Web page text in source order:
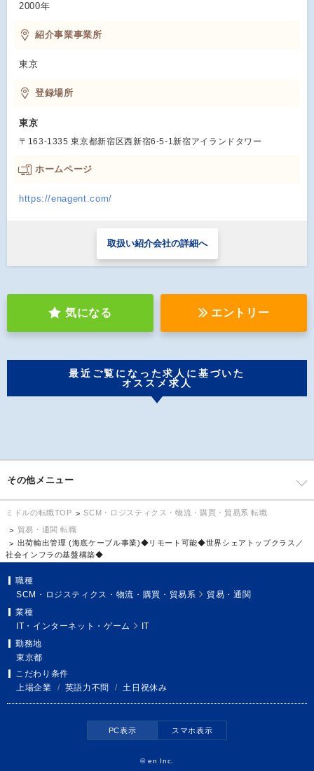
2000年
紹介事業事業所
東京
登録場所
東京
〒163-1335 東京都新宿区西新宿6-5-1新宿アイランドタワー
ホームページ
https://enagent.com/
取扱い紹介会社の詳細へ
気になる エントリー
最近ご覧になった求人に基づいた
オススメ求人
その他メニュー
ミドルの転職TOP
SCM・ロジスティクス・物流・購買・貿易系 転職
貿易・通関 転職
出荷輸出管理 (海底ケーブル事業)◆リモート可能◆世界シェアトップクラス／
社会インフラの基盤構築◆
職種
SCM・ロジスティクス・物流・購買・貿易系
貿易・通関
業種
IT・インターネット・ゲーム
IT
勤務地
東京都
こだわり条件
上場企業
/ 英語力不問 / 土日祝休み
PC表示 スマホ表示
©en Inc.